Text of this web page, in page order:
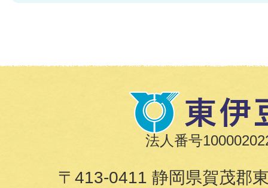
法人番号
〒413-0411 静岡県賀茂郡